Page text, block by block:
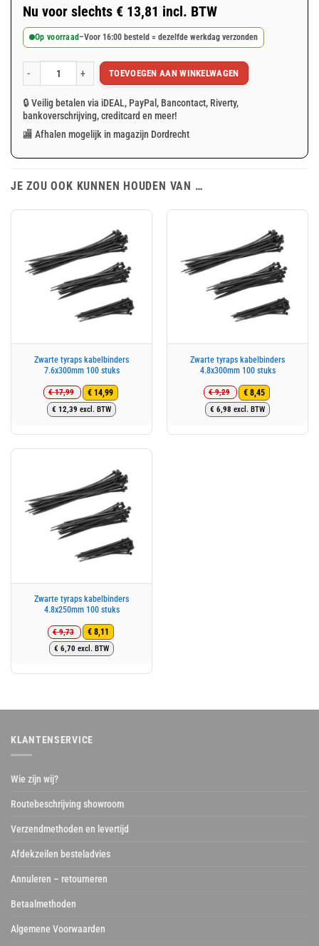
Nu voor slechts € 13,81 incl. BTW
Op voorraad –Voor 16:00 besteld = dezelfde werkdag verzonden
Blauw winddoorlatend bouwheknet 180x345cm 150gr/m² aantal
TOEVOEGEN AAN WINKELWAGEN
🔒 Veilig betalen via iDEAL, PayPal, Bancontact, Riverty,
bankoverschrijving, creditcard en meer!
🏬 Afhalen mogelijk in magazijn Dordrecht
JE ZOU OOK KUNNEN HOUDEN VAN …
Zwarte tyraps kabelbinders
7.6x300mm 100 stuks
€17,99
Oorspronkelijke
prijs
€ 17,99.
€ 14,99
Huidige
prijs
€ 14,99.
€ 12,39 excl. BTW
Zwarte tyraps kabelbinders
4.8x300mm 100 stuks
€9,29
Oorspronkelijke
prijs
€ 9,29.
€ 8,45
Huidige
prijs
€ 8,45.
€ 6,98 excl. BTW
Zwarte tyraps kabelbinders
4.8x250mm 100 stuks
€9,73
Oorspronkelijke
prijs
€ 9,73.
€ 8,11
Huidige
prijs
€ 8,11.
€ 6,70 excl. BTW
KLANTENSERVICE
Wie zijn wij?
Routebeschrijving showroom
Verzendmethoden en levertijd
Afdekzeilen besteladvies
Annuleren – retourneren
Betaalmethoden
Algemene Voorwaarden